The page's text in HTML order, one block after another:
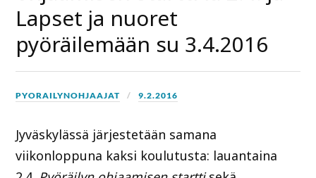
Lapset ja nuoret
pyöräilemään su 3.4.2016
PYORAILYNOHJAAJAT 9.2.2016
Jyväskylässä järjestetään samana
viikonloppuna kaksi koulutusta: lauantaina